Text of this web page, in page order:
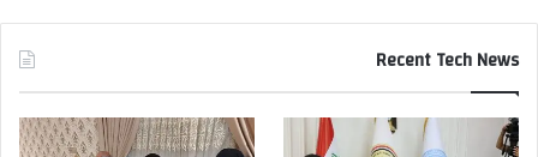
Recent Tech News